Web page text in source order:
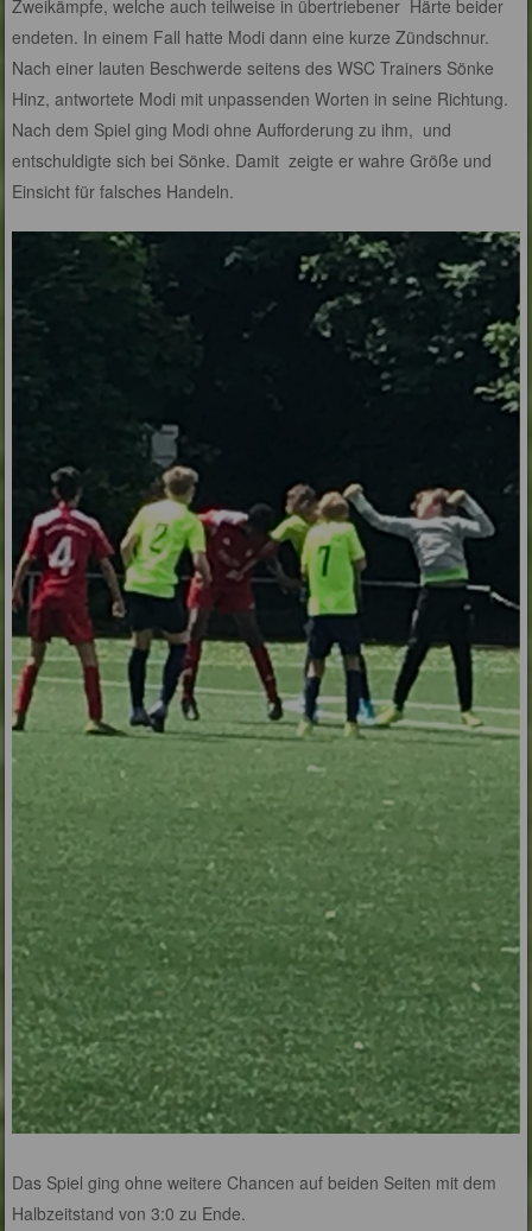
Zweikämpfe, welche auch teilweise in übertriebener Härte beider
endeten. In einem Fall hatte Modi dann eine kurze Zündschnur.
Nach einer lauten Beschwerde seitens des WSC Trainers Sönke
Hinz, antwortete Modi mit unpassenden Worten in seine Richtung.
Nach dem Spiel ging Modi ohne Aufforderung zu ihm, und
entschuldigte sich bei Sönke. Damit zeigte er wahre Größe und
Einsicht für falsches Handeln.
Das Spiel ging ohne weitere Chancen auf beiden Seiten mit dem
Halbzeitstand von 3:0 zu Ende.